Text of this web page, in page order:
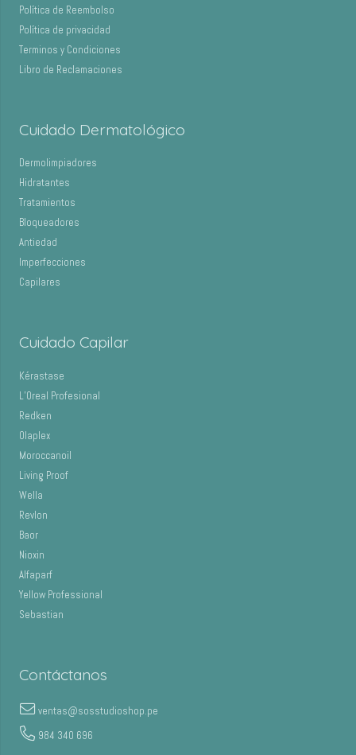
Política de Reembolso
Política de privacidad
Terminos y Condiciones
Libro de Reclamaciones
Cuidado Dermatológico
Dermolimpiadores
Hidratantes
Tratamientos
Bloqueadores
Antiedad
Imperfecciones
Capilares
Cuidado Capilar
Kérastase
L’Oreal Profesional
Redken
Olaplex
Moroccanoil
Living Proof
Wella
Revlon
Baor
Nioxin
Alfaparf
Yellow Professional
Sebastian
Contáctanos
ventas@sosstudioshop.pe
984 340 696